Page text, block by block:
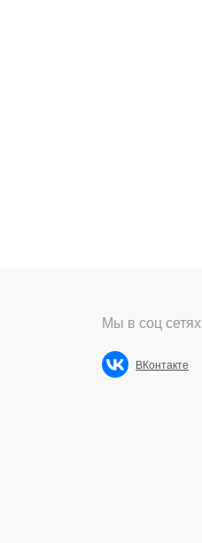
Мы в соц сетях
ВКонтакте